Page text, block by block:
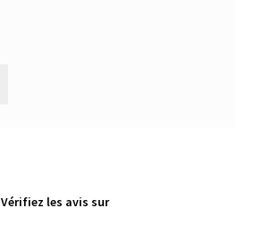
Vérifiez les avis sur